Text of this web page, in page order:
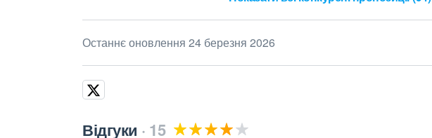
Останнє оновлення 24 березня 2026
Відгуки 15